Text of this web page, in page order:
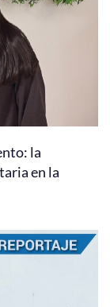
la
en la